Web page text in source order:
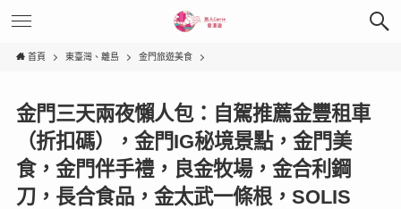
首頁 東臺灣、離島 金門旅遊美食
金門三天兩夜懶人包：自駕推薦金豐租車
（折扣碼），金門IG秘境景點，金門美
食，金門伴手禮，良金牧場，金合利鋼
刀，長合食品，金太武一條根，SOLIS